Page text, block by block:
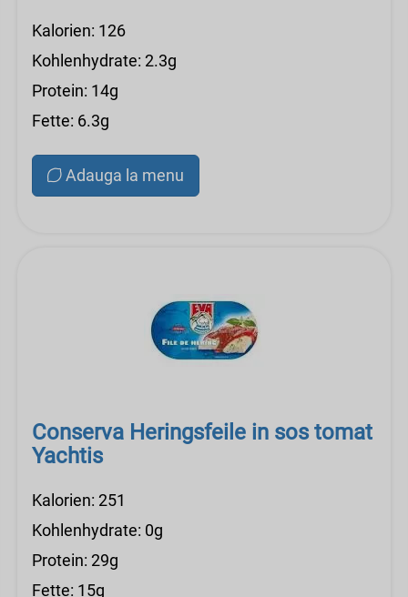
Kalorien: 126
Kohlenhydrate: 2.3g
Protein: 14g
Fette: 6.3g
Adauga la menu
Conserva Heringsfeile in sos tomat
Yachtis
Kalorien: 251
Kohlenhydrate: 0g
Protein: 29g
Fette: 15g